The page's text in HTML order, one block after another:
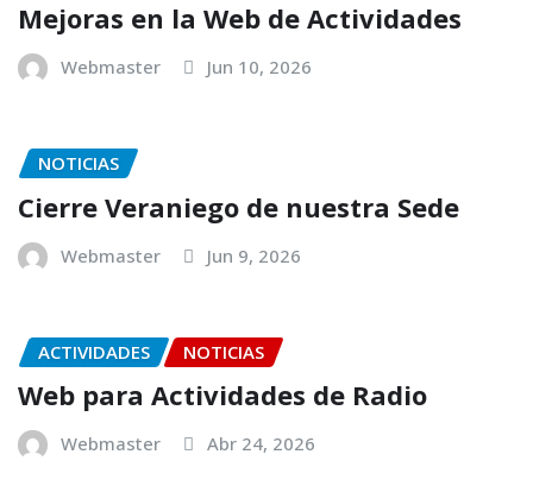
Mejoras en la Web de Actividades
Webmaster Jun 10, 2026
NOTICIAS
Cierre Veraniego de nuestra Sede
Webmaster Jun 9, 2026
ACTIVIDADES NOTICIAS
Web para Actividades de Radio
Webmaster Abr 24, 2026